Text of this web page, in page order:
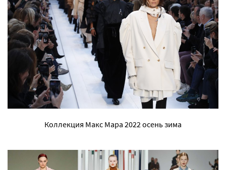
Коллекция Макс Мара 2022 осень зима